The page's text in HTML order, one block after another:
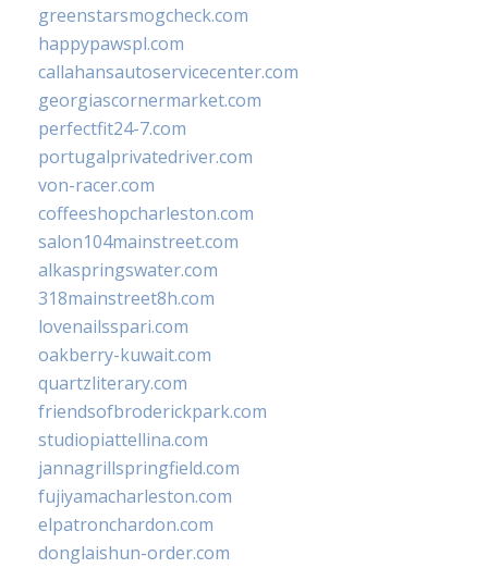
greenstarsmogcheck.com
happypawspl.com
callahansautoservicecenter.com
georgiascornermarket.com
perfectfit24-7.com
portugalprivatedriver.com
von-racer.com
coffeeshopcharleston.com
salon104mainstreet.com
alkaspringswater.com
318mainstreet8h.com
lovenailsspari.com
oakberry-kuwait.com
quartzliterary.com
friendsofbroderickpark.com
studiopiattellina.com
jannagrillspringfield.com
fujiyamacharleston.com
elpatronchardon.com
donglaishun-order.com